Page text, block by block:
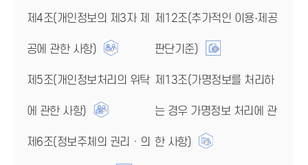
제4조(개인정보의 제3자 제
공에 관한 사항)
제5조(개인정보처리의 위탁
에 관한 사항)
제6조(정보주체의 권리ㆍ의
제12조(추가적인 이용·제공
판단기준)
제13조(가명정보를 처리하
는 경우 가명정보 처리에 관
한 사항)